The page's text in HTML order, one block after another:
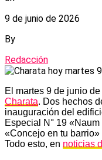
9 de junio de 2026
By
Redacción
El martes 9 de junio
Charata. Dos hechos
inauguración del
Especial N° 19
«Concejo en tu
Todo esto, en noticias